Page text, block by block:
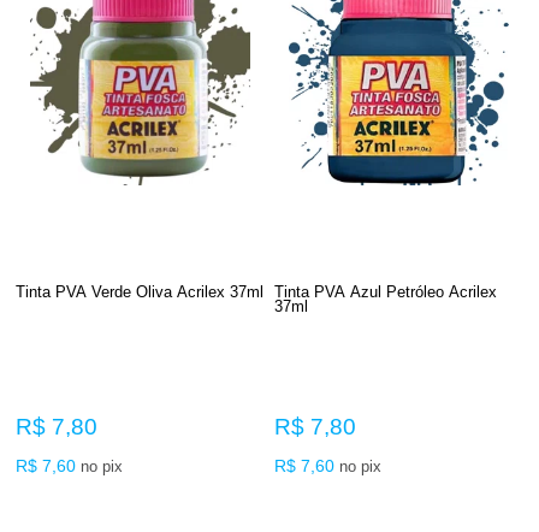
Tinta PVA Verde Oliva Acrilex 37ml
R$ 7,80
R$ 7,60 no pix
Tinta PVA Azul Petróleo Acrilex
37ml
R$ 7,80
R$ 7,60 no pix